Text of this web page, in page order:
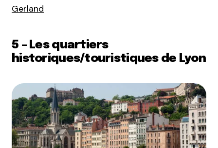
Gerland
5 – Les quartiers
historiques/touristiques de Lyon